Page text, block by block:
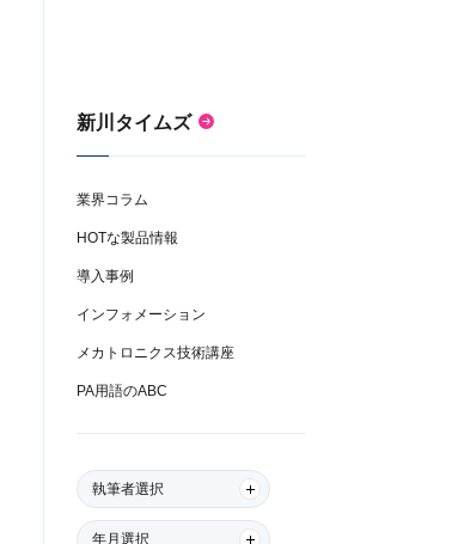
新川タイムズ
業界コラム
HOTな製品情報
導入事例
インフォメーション
メカトロニクス技術講座
PA用語のABC
執筆者選択
年月選択